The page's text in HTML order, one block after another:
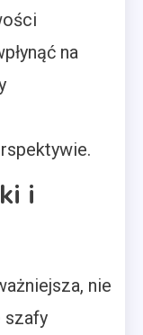
na
i
nie
szafy